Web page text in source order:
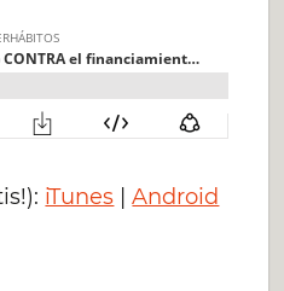
iTunes |Android